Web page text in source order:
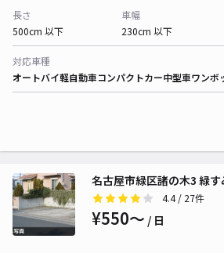
長さ
500cm 以下
車幅
230cm 以下
対応車種
オートバイ軽自動車コンパクトカー中型車ワンボ
名古屋市緑区諸の木3 緑
4.4/ 27件
¥550〜 / 日